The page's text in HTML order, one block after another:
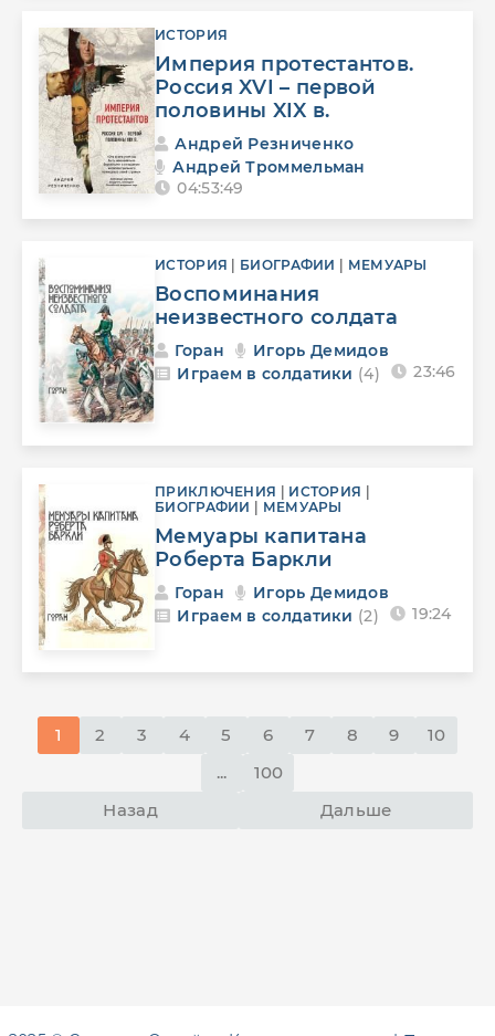
ИСТОРИЯ
Империя протестантов.
Россия XVI – первой
половины XIX в.
Андрей Резниченко
Андрей Троммельман
04:53:49
ИСТОРИЯ БИОГРАФИИ МЕМУАРЫ
Воспоминания
неизвестного солдата
Горан
Игорь Демидов
Играем в солдатики (4) 23:46
ПРИКЛЮЧЕНИЯ ИСТОРИЯ
БИОГРАФИИ
МЕМУАРЫ
Мемуары капитана
Роберта Баркли
Горан
Игорь Демидов
Играем в солдатики (2) 19:24
Назад
1 2 3 4 5 6 7 8 9
10
...
100
Дальше